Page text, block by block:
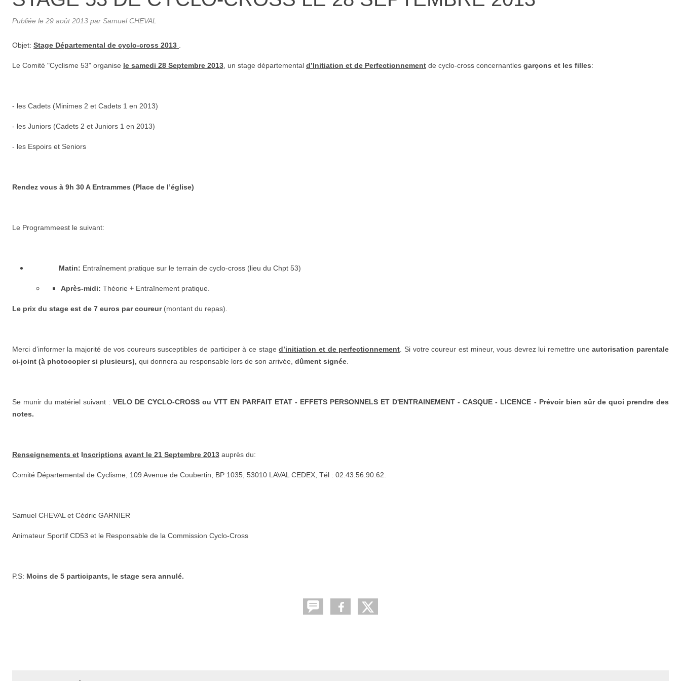
Publiée le 29 août 2013 par Samuel CHEVAL
Objet: Stage Départemental de cyclo-cross 2013
Le Comité "Cyclisme 53" organise le samedi 28 Septembre 2013 , un stage départemental d’Initiation et de Perfectionnement de cyclo-cross concernantles garçons et les filles:
- les Cadets (Minimes 2 et Cadets 1 en 2013)
- les Juniors (Cadets 2 et Juniors 1 en 2013)
- les Espoirs et Seniors
Rendez vous à 9h 30 A Entrammes (Place de l’église)
Le Programmeest le suivant:
Matin: Entraînement pratique sur le terrain de cyclo-cross (lieu du Chpt 53)
Après-midi: Théorie + Entraînement pratique.
Le prix du stage est de 7 euros par coureur(montant du repas).
Merci d’informer la majorité de vos coureurs susceptibles de participer à ce staged’initiation et de perfectionnement . Si votre coureur est mineur, vous devrez lui remettre uneautorisation parentale
ci-joint (à photocopier si plusieurs), qui donnera au responsable lors de son arrivée, dûment signée
Se munir du matériel suivant :VELO DE CYCLO-CROSS ou VTT EN PARFAIT ETAT - EFFETS PERSONNELS ET D'ENTRAINEMENT - CASQUE - LICENCE - Prévoir bien sûr de quoi prendre des
notes.
Renseignements et Inscriptions avant le 21 Septembre 2013 auprès du:
Comité Départemental de Cyclisme, 109 Avenue de Coubertin, BP 1035, 53010 LAVAL CEDEX, Tél : 02.43.56.90.62.
Samuel CHEVAL et Cédric GARNIER
Animateur Sportif CD53 et le Responsable de la Commission Cyclo-Cross
P.S: Moins de 5 participants, le stage sera annulé.